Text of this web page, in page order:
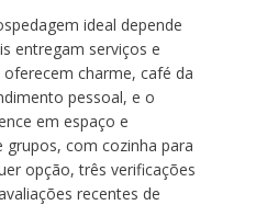
ideal depende
entregam serviços e
charme, café da
pessoal, e o
em espaço e
com cozinha para
opção, três verificações
recentes de